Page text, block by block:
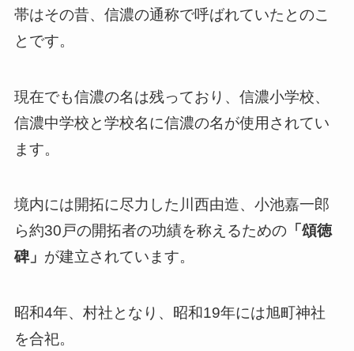
帯はその昔、信濃の通称で呼ばれていたとのこ
とです。
現在でも信濃の名は残っており、信濃小学校、
信濃中学校と学校名に信濃の名が使用されてい
ます。
境内には開拓に尽力した川西由造、小池嘉一郎
ら約30戸の開拓者の功績を称えるための「頌徳
碑」 が建立されています。
昭和4年、村社となり、昭和19年には旭町神社
を合祀。